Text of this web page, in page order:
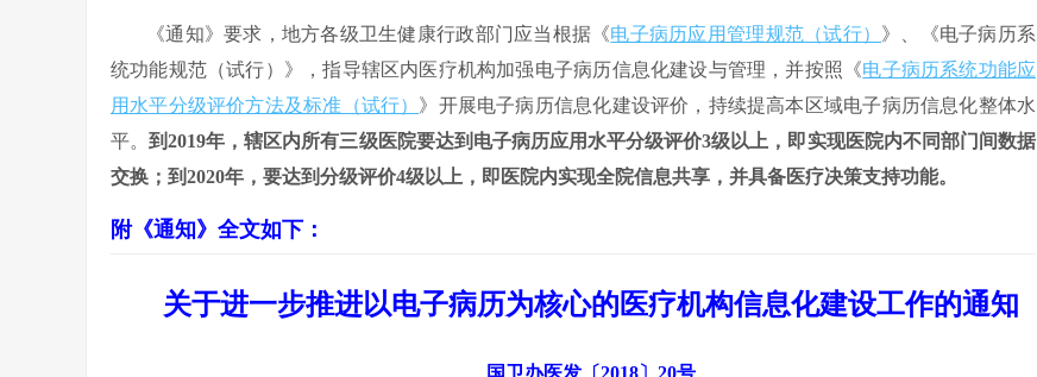
《通知》要求，地方各级卫生健康行政部门应当根据《电子病历应用管理规范（试行） 》、《电子病历系
统功能规范（试行）》，指导辖区内医疗机构加强电子病历信息化建设与管理，并按照《电子病历系统功能应
用水平分级评价方法及标准（试行） 》开展电子病历信息化建设评价，持续提高本区域电子病历信息化整体水
平。到2019年，辖区内所有三级医院要达到电子病历应用水平分级评价3级以上，即实现医院内不同部门间数据
交换；到2020年，要达到分级评价4级以上，即医院内实现全院信息共享，并具备医疗决策支持功能。
附《通知》全文如下：
关于进一步推进以电子病历为核心的医疗机构信息化建设工作的通知
国卫办医发〔2018〕20号